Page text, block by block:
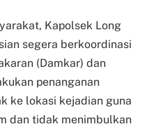
Kapolsek Long
segera berkoordinasi
(Damkar) dan
penanganan
ke lokasi kejadian guna
dan tidak menimbulkan